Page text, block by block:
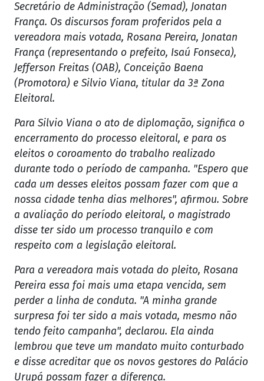
Secretário de Administração (Semad), Jonatan
França. Os discursos foram proferidos pela a
vereadora mais votada, Rosana Pereira, Jonatan
França (representando o prefeito, Isaú Fonseca),
Jefferson Freitas (OAB), Conceição Baena
(Promotora) e Silvio Viana, titular da 3ª Zona
Eleitoral.
Para Silvio Viana o ato de diplomação, significa o
encerramento do processo eleitoral, e para os
eleitos o coroamento do trabalho realizado
durante todo o período de campanha. "Espero que
cada um desses eleitos possam fazer com que a
nossa cidade tenha dias melhores", afirmou. Sobre
a avaliação do período eleitoral, o magistrado
disse ter sido um processo tranquilo e com
respeito com a legislação eleitoral.
Para a vereadora mais votada do pleito, Rosana
Pereira essa foi mais uma etapa vencida, sem
perder a linha de conduta. "A minha grande
surpresa foi ter sido a mais votada, mesmo não
tendo feito campanha", declarou. Ela ainda
lembrou que teve um mandato muito conturbado
e disse acreditar que os novos gestores do Palácio
Urupá possam fazer a diferença.